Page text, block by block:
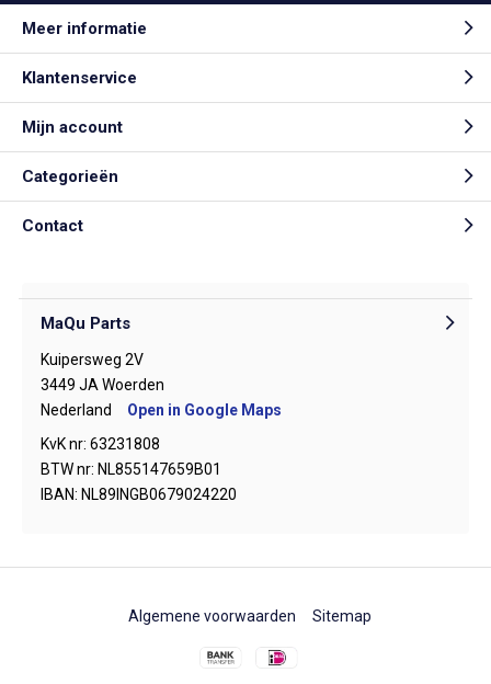
Meer informatie
Klantenservice
Mijn account
Categorieën
Contact
MaQu Parts
Kuipersweg 2V
3449 JA Woerden
Nederland
Open in Google Maps
KvK nr: 63231808
BTW nr: NL855147659B01
IBAN: NL89INGB0679024220
Algemene voorwaarden Sitemap